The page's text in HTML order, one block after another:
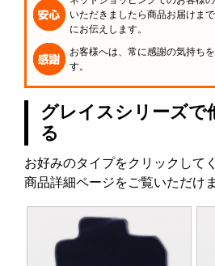
いただきましたら商品お届けま
にお伝えします。
お客様へは、常に感謝の気持ち
す。
グレイスシリーズで
る
お好みのタイプをクリックして
商品詳細ページをご覧いただけま